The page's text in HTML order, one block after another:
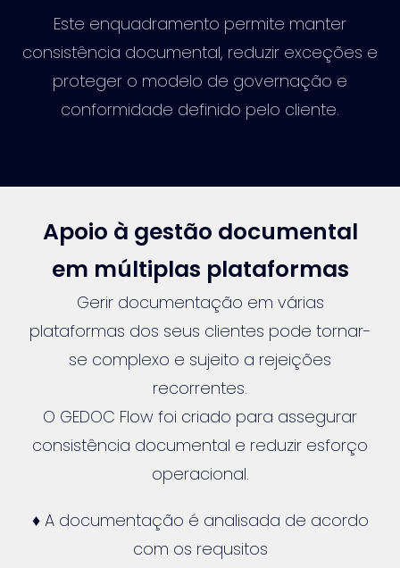
Este enquadramento permite manter
consistência documental, reduzir exceções e
proteger o modelo de governação e
conformidade definido pelo cliente.
Apoio à gestão documental
em múltiplas plataformas
Gerir documentação em várias
plataformas dos seus clientes pode tornar-
se complexo e sujeito a rejeições
recorrentes.
O GEDOC Flow foi criado para assegurar
consistência documental e reduzir esforço
operacional.
♦ A documentação é analisada de acordo
com os requsitos